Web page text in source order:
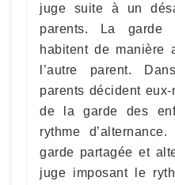
juge suite à un
parents. La garde
habitent de manière
l’autre parent.
parents décident
de la garde des
rythme
garde partagée et
juge imposant le